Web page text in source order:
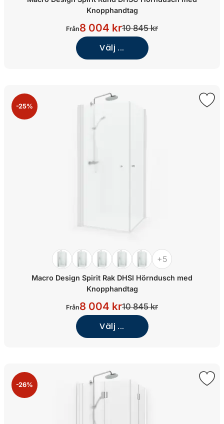
Knopphandtag
Från8 004 kr10 845 kr
Välj ...
-25%
Macro Design Spirit Rak DHSI Hörndusch med
Knopphandtag
+5
Från8 004 kr10 845 kr
Välj ...
-26%